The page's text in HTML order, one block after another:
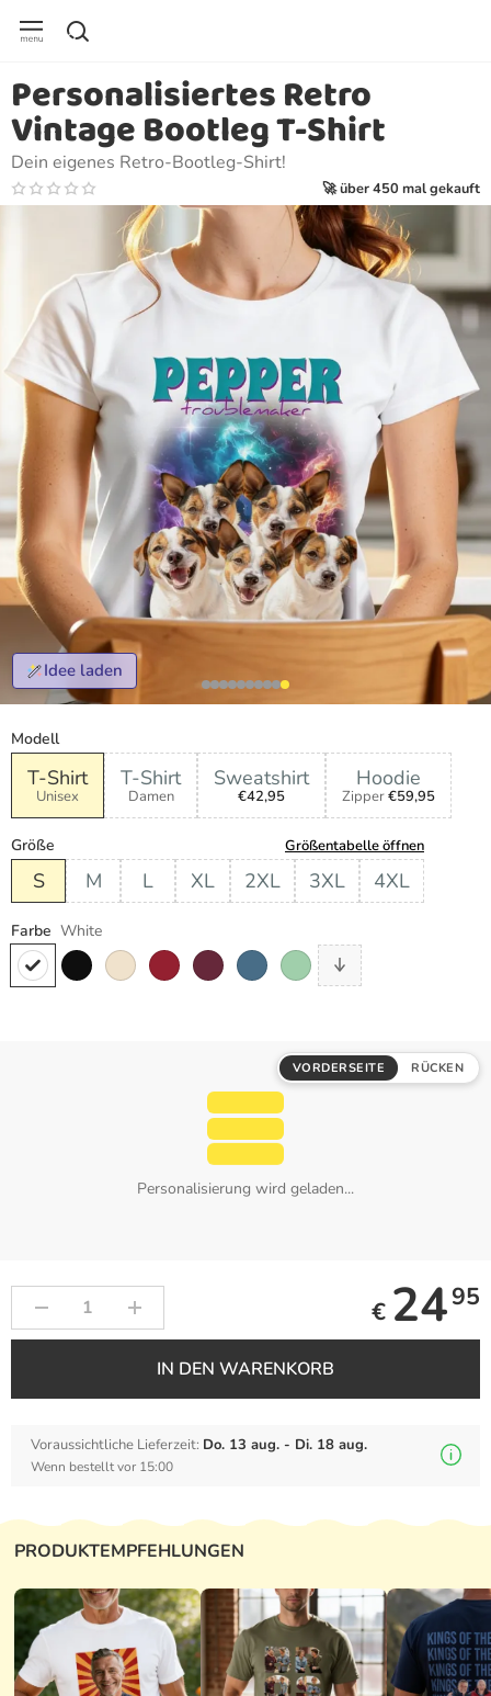
Personalisiertes Retro
Vintage Bootleg T-Shirt
Dein eigenes Retro-Bootleg-Shirt!
🚀 über 450 mal gekauft
Idee laden
Modell
T-Shirt
Unisex
T-Shirt
Damen
Sweatshirt
€42,95
Hoodie
Zipper€59,95
Größe Größentabelle öffnen
S M L XL 2XL 3XL 4XL
Farbe White
Personalisierung wird geladen...
VORDERSEITE RÜCKEN
€ 2495
IN DEN WARENKORB
Voraussichtliche Lieferzeit: Do. 13 aug. - Di. 18 aug.
Wenn bestellt vor 15:00
PRODUKTEMPFEHLUNGEN